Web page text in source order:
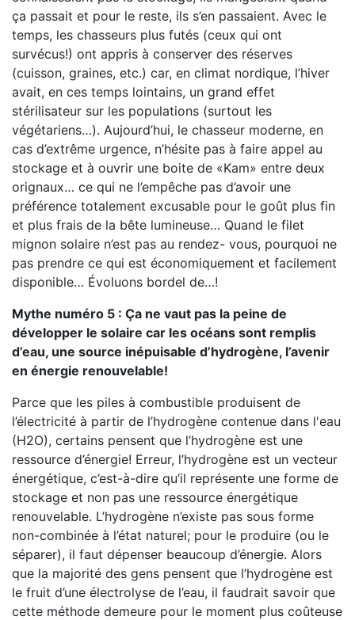
ça passait et pour le reste, ils s’en passaient. Avec le
temps, les chasseurs plus futés (ceux qui ont
survécus!) ont appris à conserver des réserves
(cuisson, graines, etc.) car, en climat nordique, l’hiver
avait, en ces temps lointains, un grand effet
stérilisateur sur les populations (surtout les
végétariens…). Aujourd’hui, le chasseur moderne, en
cas d’extrême urgence, n’hésite pas à faire appel au
stockage et à ouvrir une boite de «Kam» entre deux
orignaux… ce qui ne l’empêche pas d’avoir une
préférence totalement excusable pour le goût plus fin
et plus frais de la bête lumineuse… Quand le filet
mignon solaire n’est pas au rendez- vous, pourquoi ne
pas prendre ce qui est économiquement et facilement
disponible… Évoluons bordel de…!
Mythe numéro 5 : Ça ne vaut pas la peine de
développer le solaire car les océans sont remplis
d’eau, une source inépuisable d’hydrogène, l’avenir
en énergie renouvelable!
Parce que les piles à combustible produisent de
l’électricité à partir de l’hydrogène contenue dans l'eau
(H2O), certains pensent que l’hydrogène est une
ressource d’énergie! Erreur, l’hydrogène est un vecteur
énergétique, c’est-à-dire qu’il représente une forme de
stockage et non pas une ressource énergétique
renouvelable. L’hydrogène n’existe pas sous forme
non-combinée à l’état naturel; pour le produire (ou le
séparer), il faut dépenser beaucoup d’énergie. Alors
que la majorité des gens pensent que l’hydrogène est
le fruit d’une électrolyse de l’eau, il faudrait savoir que
cette méthode demeure pour le moment plus coûteuse